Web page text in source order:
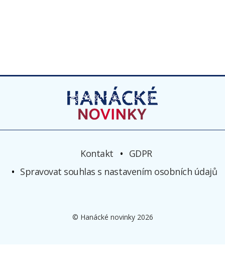
Kontakt
GDPR
Spravovat souhlas s nastavením osobních údajů
© Hanácké novinky 2026